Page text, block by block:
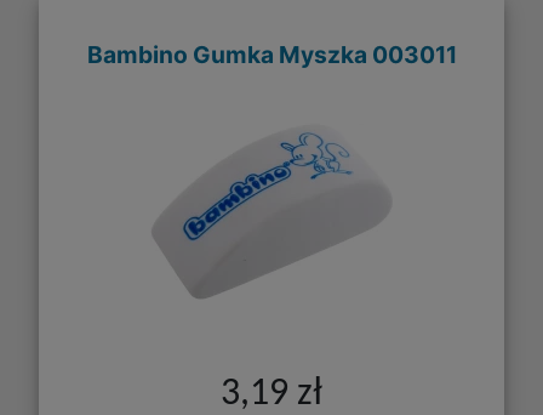
Bambino Gumka Myszka 003011
3,19 zł